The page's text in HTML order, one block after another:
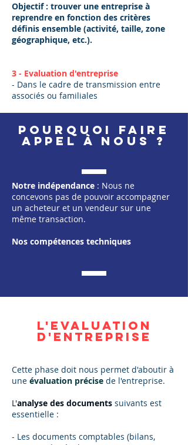
Objectif : trouver une entreprise à
reprendre en fonction des critères
définis ensemble (activité, taille, zone
géographique, etc.).
3 - Evaluation d'entreprise
- Dans le cadre de transmission entre
associés ou familiales
Pourquoi faire
appel à nous ?
Notre indépendance : Nous ne
concevons pas de pouvoir accompagner
un acheteur et un vendeur sur une
même transaction.
Nos compétences techniques
L'EVALUATION
D'ENTREPRISE
Cette phase doit nous permet d'aboutir à
une évaluation précise de l'entreprise.
L'analyse des documents suivants est
essentielle :
- Les documents comptables (bilans,